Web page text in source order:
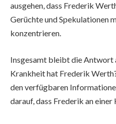
ausgehen, dass Frederik
Gerüchte und Spekulationen
konzentrieren.
Insgesamt bleibt die Antwort
Krankheit hat Frederik
den verfügbaren
darauf, dass Frederik an